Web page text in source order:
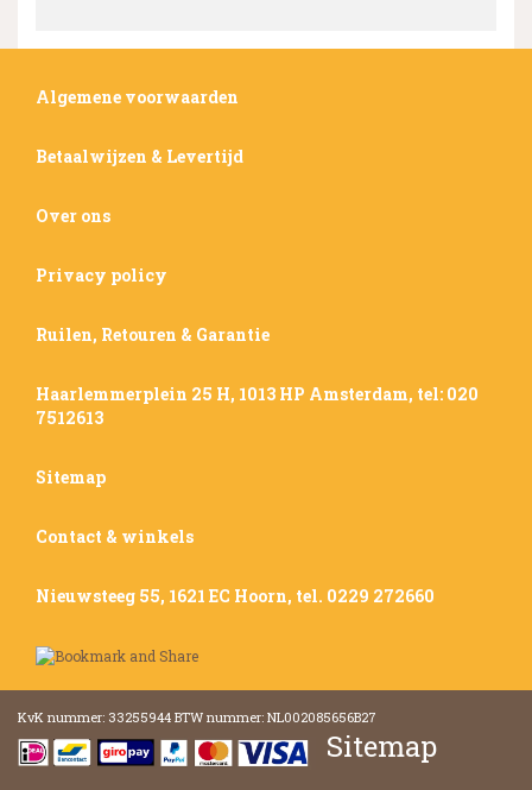
Algemene voorwaarden
Betaalwijzen & Levertijd
Over ons
Privacy policy
Ruilen, Retouren & Garantie
Haarlemmerplein 25 H, 1013 HP Amsterdam, tel: 020
7512613
Sitemap
Contact & winkels
Nieuwsteeg 55, 1621 EC Hoorn, tel. 0229 272660
KvK nummer: 33255944 BTW nummer: NL002085656B27
Sitemap